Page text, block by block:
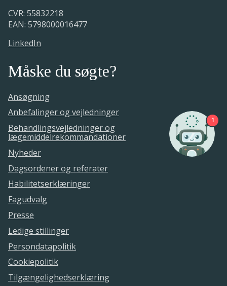
CVR: 55832218
EAN: 5798000016477
LinkedIn
Måske du søgte?
Ansøgning
Anbefalinger og vejledninger
Behandlingsvejledninger og
lægemiddelrekommandationer
Nyheder
Dagsordener og referater
Habilitetserklæringer
Fagudvalg
Presse
Ledige stillinger
Persondatapolitik
Cookiepolitik
Tilgængelighedserklæring
1